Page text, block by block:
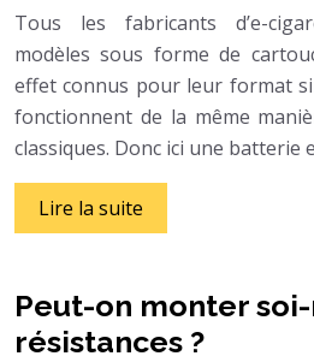
Tous les fabricants d’e-
modèles sous forme de
effet connus pour leur format
fonctionnent de la même
classiques. Donc ici une batterie
Lire la suite
Peut-on monter
résistances ?